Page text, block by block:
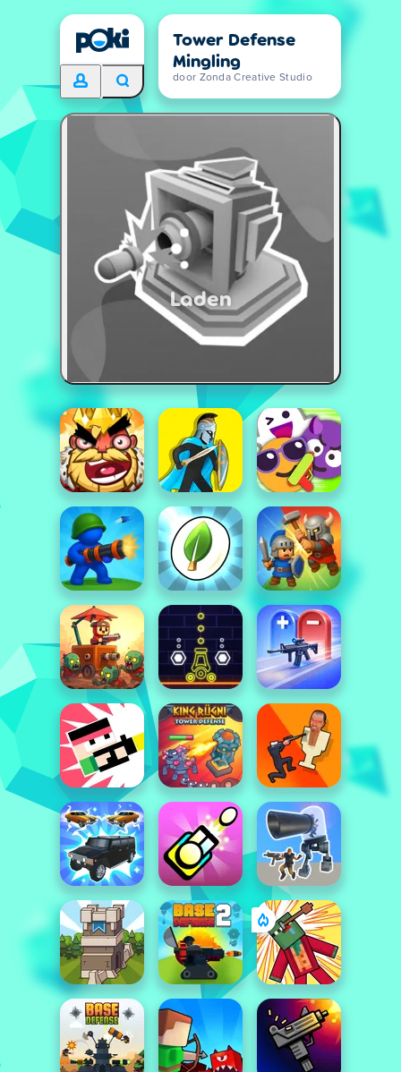
Tower Defense
Mingling
door Zonda Creative Studio
Laden